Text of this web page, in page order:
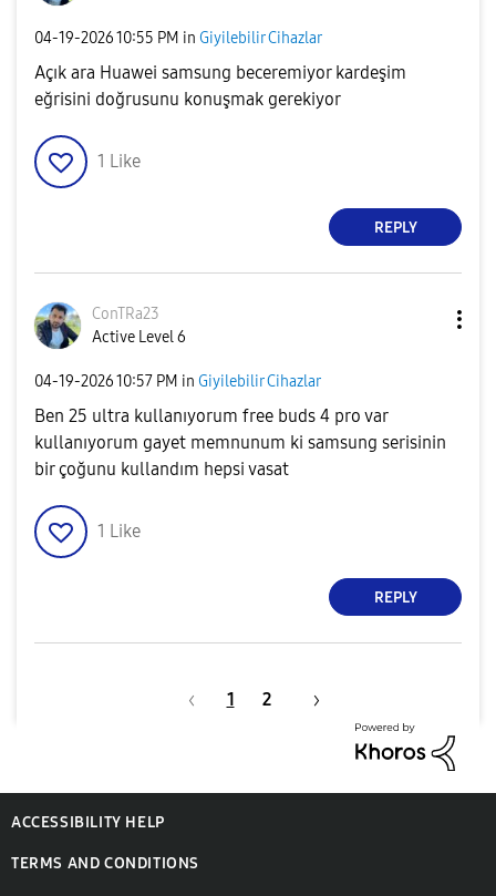
‎04-19-202610:55 PM in Giyilebilir Cihazlar
Açık ara Huawei samsung beceremiyor kardeşim
eğrisini doğrusunu konuşmak gerekiyor
1 Like
REPLY
ConTRa23
Active Level 6
‎04-19-202610:57 PM in Giyilebilir Cihazlar
Ben 25 ultra kullanıyorum free buds 4 pro var
kullanıyorum gayet memnunum ki samsung serisinin
bir çoğunu kullandım hepsi vasat
1 Like
REPLY
1 2
ACCESSIBILITY HELP
TERMS AND CONDITIONS